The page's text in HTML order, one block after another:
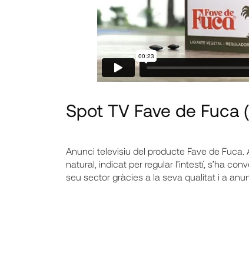
Spot TV Fave de Fuca
Anunci televisiu del producte Fave de
natural, indicat per regular l’intestí, s’ha
seu sector gràcies a la seva qualitat i a